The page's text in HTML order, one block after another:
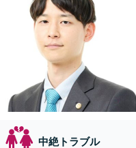
中絶トラブル